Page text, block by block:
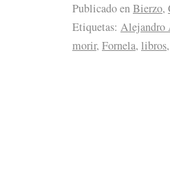
Publicado enBierzo,
Etiquetas: Alejandro
morir, Fornela, libros,